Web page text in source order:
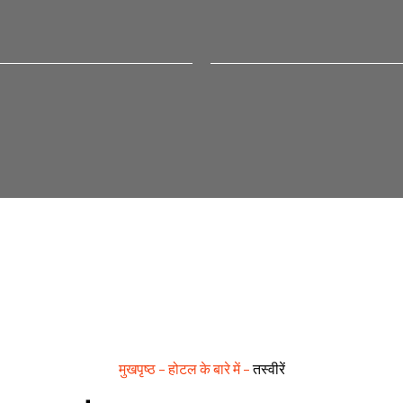
मुखपृष्ठ –होटल के बारे में–तस्वीरें